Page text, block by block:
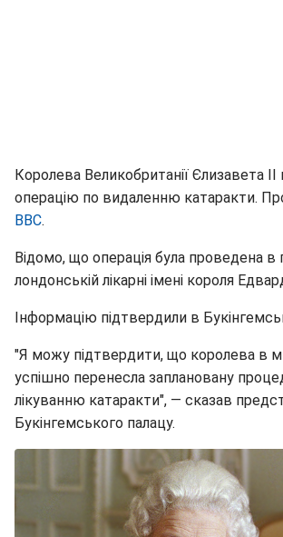
Королева Великобританії Єлизавета II
операцію по видаленню катаракти.
BBC.
Відомо, що операція була проведена в
лондонській лікарні імені короля
Інформацію підтвердили в
"Я можу підтвердити, що королева в
успішно перенесла заплановану
лікуванню катаракти", — сказав
Букінгемського палацу.